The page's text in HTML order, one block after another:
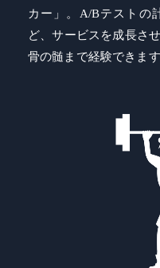
カー」。A/Bテストの
ど、サービスを成長さ
骨の髄まで経験できます